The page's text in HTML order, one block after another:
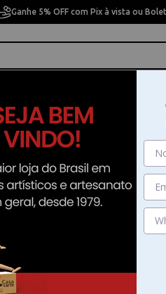
Ganhe 5% OFF com Pix à vista ou
Cola Branca Acrilex
Cola Branca Acrilex 100g -
é um item essencial para